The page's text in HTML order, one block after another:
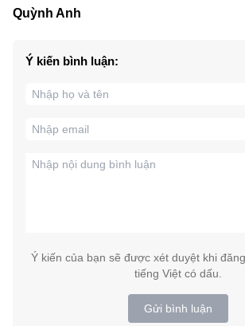
Quỳnh Anh
Ý kiến bình luận:
Ý kiến của bạn sẽ được xét duyệt khi
tiếng Việt có dấu.
Gửi bình luận